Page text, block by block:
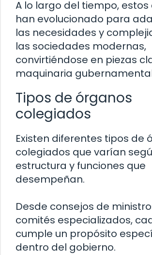
A lo largo del tiempo,
han evolucionado para
las necesidades y
las sociedades modernas,
convirtiéndose en piezas
maquinaria
Tipos de órganos
colegiados
Existen diferentes tipos de
colegiados que varían
estructura y funciones que
desempeñan.
Desde consejos de
comités especializados,
cumple un propósito
dentro del gobierno.